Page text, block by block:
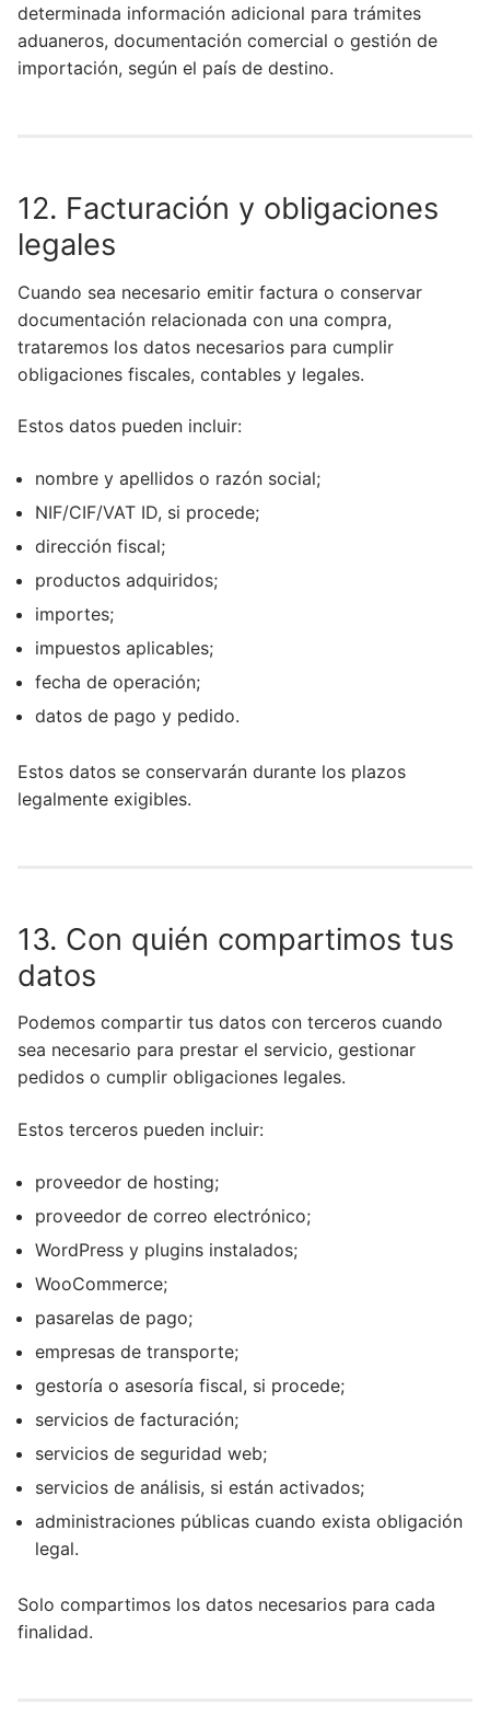
determinada información adicional para trámites
aduaneros, documentación comercial o gestión de
importación, según el país de destino.
12. Facturación y obligaciones
legales
Cuando sea necesario emitir factura o conservar
documentación relacionada con una compra,
trataremos los datos necesarios para cumplir
obligaciones fiscales, contables y legales.
Estos datos pueden incluir:
nombre y apellidos o razón social;
NIF/CIF/VAT ID, si procede;
dirección fiscal;
productos adquiridos;
importes;
impuestos aplicables;
fecha de operación;
datos de pago y pedido.
Estos datos se conservarán durante los plazos
legalmente exigibles.
13. Con quién compartimos tus
datos
Podemos compartir tus datos con terceros cuando
sea necesario para prestar el servicio, gestionar
pedidos o cumplir obligaciones legales.
Estos terceros pueden incluir:
proveedor de hosting;
proveedor de correo electrónico;
WordPress y plugins instalados;
WooCommerce;
pasarelas de pago;
empresas de transporte;
gestoría o asesoría fiscal, si procede;
servicios de facturación;
servicios de seguridad web;
servicios de análisis, si están activados;
administraciones públicas cuando exista obligación
legal.
Solo compartimos los datos necesarios para cada
finalidad.